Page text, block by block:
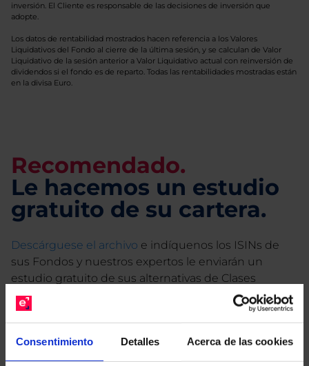
Consentimiento Detalles Acerca de las cookies
inversión. El Cliente es responsable de las decisiones de inversión que
adopte.
Los datos de rentabilidad mostrados hacen referencia a los Valores
Liquidativos del Fondo al cierre de la última sesión, y se calculan de Valor
Liquidativo de la sesión anterior a Valor Liquidativo actual con reinversión de
dividendos si el fondo es de reparto. Todas las rentabilidades mostradas están
en la divisa Euro.
Recomendado.
Le hacemos un estudio
gratuito de su cartera.
Descárguese el archivo e indíquenos los ISINs de
sus Fondos y nuestros expertos le enviarán un
estudio gratuito de sus alternativas de Clases
Limpias con las que podrá ahorrar en sus costes.